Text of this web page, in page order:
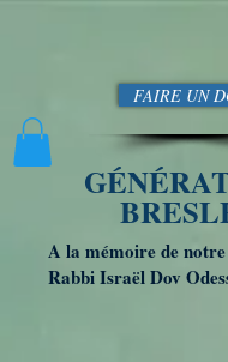
FAIRE UN
A la mémoire de
Rabbi Israël Dov